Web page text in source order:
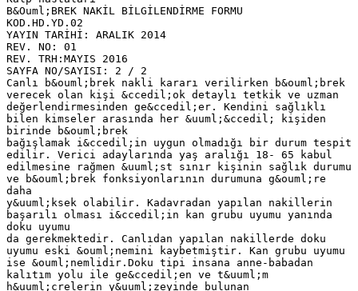
B&Ouml;BREK NAKİL BİLGİLENDİRME FORMU
KOD.HD.YD.02
YAYIN TARİHİ: ARALIK 2014
REV. NO: 01
REV. TRH:MAYIS 2016
SAYFA NO/SAYISI: 2 / 2
Canlı b&ouml;brek nakli kararı verilirken b&ouml;brek
verecek olan kişi &ccedil;ok detaylı tetkik ve uzman
değerlendirmesinden ge&ccedil;er. Kendini sağlıklı
bilen kimseler arasında her &uuml;&ccedil; kişiden
birinde b&ouml;brek
bağışlamak i&ccedil;in uygun olmadığı bir durum tespit
edilir. Verici adaylarında yaş aralığı 18- 65 kabul
edilmesine rağmen &uuml;st sınır kişinin sağlık durumu
ve b&ouml;brek fonksiyonlarının durumuna g&ouml;re
daha
y&uuml;ksek olabilir. Kadavradan yapılan nakillerin
başarılı olması i&ccedil;in kan grubu uyumu yanında
doku uyumu
da gerekmektedir. Canlıdan yapılan nakillerde doku
uyumu eski &ouml;nemini kaybetmiştir. Kan grubu uyumu
ise &ouml;nemlidir.Doku tipi insana anne-babadan
kalıtım yolu ile ge&ccedil;en ve t&uuml;m
h&uuml;crelerin y&uuml;zeyinde bulunan